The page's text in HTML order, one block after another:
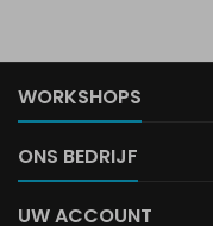
WORKSHOPS
ONS BEDRIJF
UW ACCOUNT